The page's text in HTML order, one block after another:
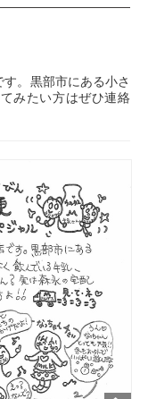
。黒部市にある小さ
みたい方はぜひ連絡